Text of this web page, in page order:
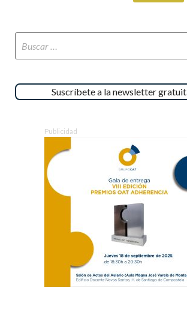
Suscríbete a la newsletter
Publicidad